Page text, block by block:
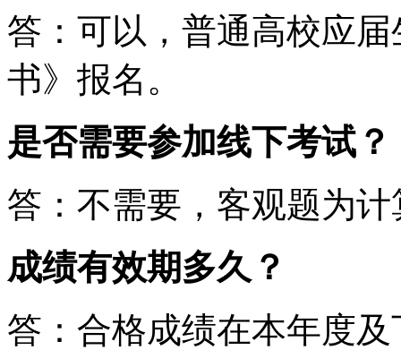
答：可以，普通高校应
书》报名。
是否需要参加线下考试？
答：不需要，客观题为
成绩有效期多久？
答：合格成绩在本年度